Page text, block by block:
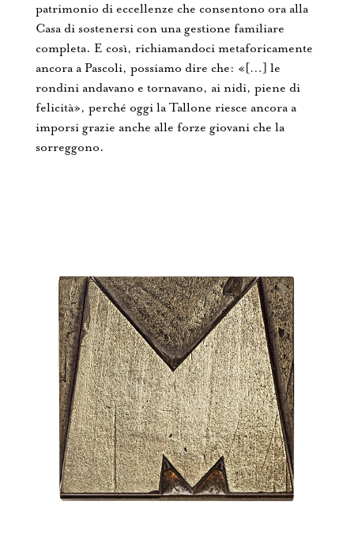
patrimonio di eccellenze che consentono ora alla
Casa di sostenersi con una gestione familiare
completa. E così, richiamandoci metaforicamente
ancora a Pascoli, possiamo dire che: «[…] le
rondini andavano e tornavano, ai nidi, piene di
felicità», perché oggi la Tallone riesce ancora a
imporsi grazie anche alle forze giovani che la
sorreggono.